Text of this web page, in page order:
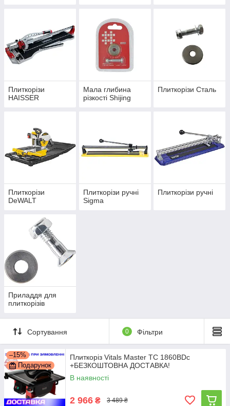
Плиткорізи
HAISSER
Мала глибина
різкості Shijing
Плиткорізи Сталь
Плиткорізи
DeWALT
Плиткорізи ручні
Sigma
Плиткорізи ручні
Приладдя для
плиткорізів
Сортування 0 Фільтри
–15%
Подарунок
Плиткоріз Vitals Master TC 1860BDc
+БЕЗКОШТОВНА ДОСТАВКА!
В наявності
2 966 ₴ 3 489 ₴